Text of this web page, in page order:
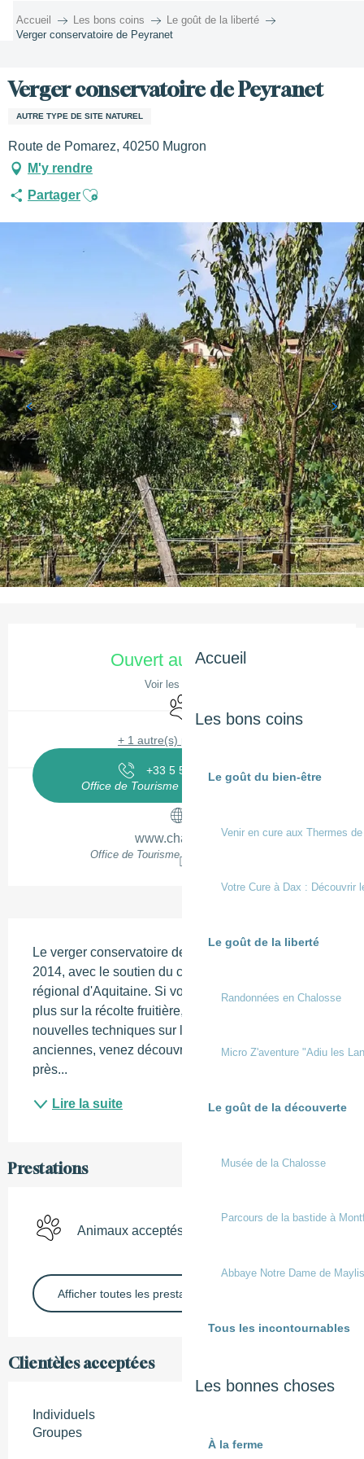
Accueil
Les bons coins
Le goût du bien-être
Venir en cure aux Thermes
Votre Cure à Dax : Découvrir
Le goût de la liberté
Randonnées en Chalosse
Micro Z'aventure "Adiu les
Le goût de la découverte
Musée de la Chalosse
Parcours de la bastide à
Abbaye Notre Dame de Maylis
Tous les incontournables
Les bonnes choses
À la ferme
Accueil Les bons coins
Le goût de la liberté
Verger conservatoire de Peyranet
Verger conservatoire de Peyranet
AUTRE TYPE DE SITE NATUREL
Route de Pomarez, 40250 Mugron
M'y rendre
PartagerAjouter aux favoris
Ouvert aujourd'hui
Voir les horaires
Animaux acceptés
+ 1 autre(s) prestation(s)
+33 5 58 98 58
▒▒
Office de Tourisme Terres de Chalosse
www.chalosse.fr
Office de Tourisme Terres de Chalosse
Le verger conservatoire de Mugron a été créé en
2014, avec le soutien du conservatoire végétal
régional d'Aquitaine. Si vous souhaitez en savoir
plus sur la récolte fruitière, ou encore apprendre de
nouvelles techniques sur la récolte de variétés
anciennes, venez découvrir ce verger à Mugron,
près...
Lire la suite
Prestations
Animaux acceptés
Afficher toutes les prestations
Clientèles acceptées
Individuels
Groupes